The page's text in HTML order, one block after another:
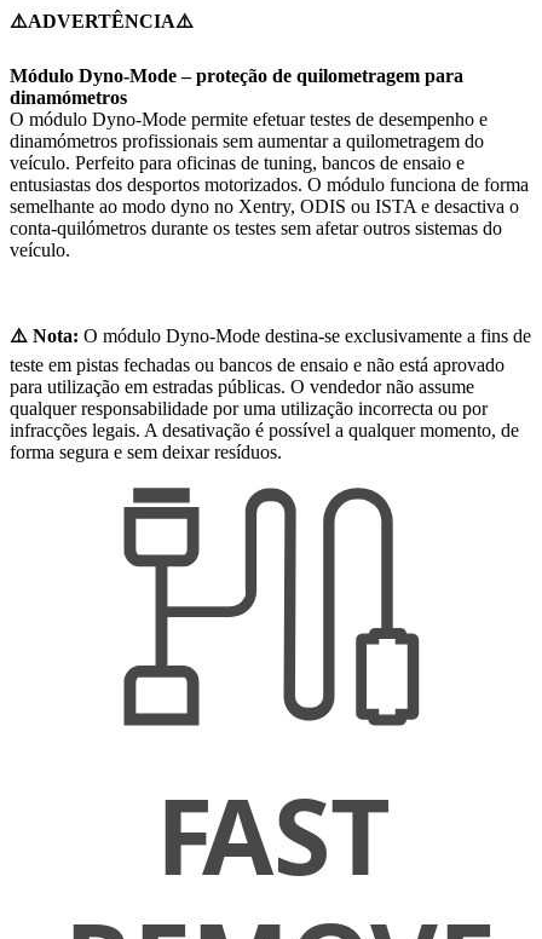
⚠️ADVERTÊNCIA⚠️
Módulo Dyno-Mode – proteção de quilometragem para
dinamómetros
O módulo Dyno-Mode permite efetuar testes de desempenho e
dinamómetros profissionais sem aumentar a quilometragem do
veículo. Perfeito para oficinas de tuning, bancos de ensaio e
entusiastas dos desportos motorizados. O módulo funciona de forma
semelhante ao modo dyno no Xentry, ODIS ou ISTA e desactiva o
conta-quilómetros durante os testes sem afetar outros sistemas do
veículo.
⚠️ Nota: O módulo Dyno-Mode destina-se exclusivamente a fins de
teste em pistas fechadas ou bancos de ensaio e não está aprovado
para utilização em estradas públicas. O vendedor não assume
qualquer responsabilidade por uma utilização incorrecta ou por
infracções legais. A desativação é possível a qualquer momento, de
forma segura e sem deixar resíduos.